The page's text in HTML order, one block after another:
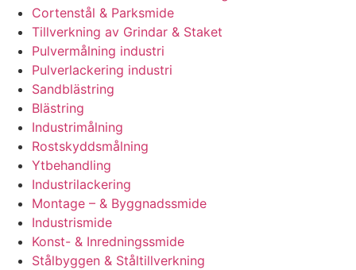
Cortenstål & Parksmide
Tillverkning av Grindar & Staket
Pulvermålning industri
Pulverlackering industri
Sandblästring
Blästring
Industrimålning
Rostskyddsmålning
Ytbehandling
Industrilackering
Montage – & Byggnadssmide
Industrismide
Konst- & Inredningssmide
Stålbyggen & Ståltillverkning